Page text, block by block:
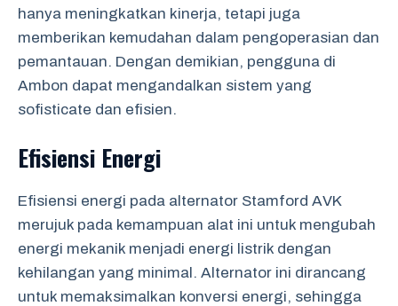
hanya meningkatkan kinerja, tetapi juga
memberikan kemudahan dalam pengoperasian dan
pemantauan. Dengan demikian, pengguna di
Ambon dapat mengandalkan sistem yang
sofisticate dan efisien.
Efisiensi Energi
Efisiensi energi pada alternator Stamford AVK
merujuk pada kemampuan alat ini untuk mengubah
energi mekanik menjadi energi listrik dengan
kehilangan yang minimal. Alternator ini dirancang
untuk memaksimalkan konversi energi, sehingga